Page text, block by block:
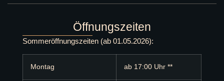
Öffnungszeiten
Sommeröffnungszeiten (ab 01.05.2026):
Montag ab 17:00 Uhr **